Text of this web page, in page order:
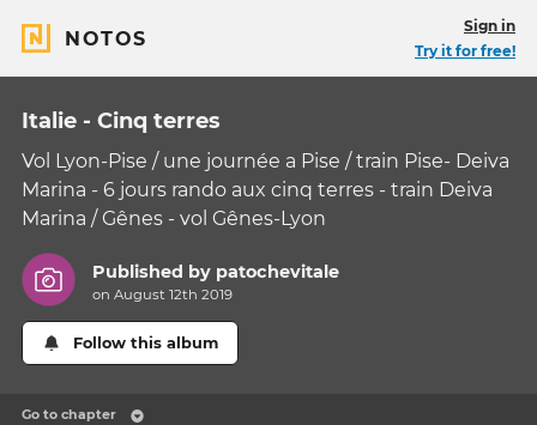
NOTOS
Sign in
Try it for free!
Italie - Cinq terres
Vol Lyon-Pise / une journée a Pise / train Pise- Deiva
Marina - 6 jours rando aux cinq terres - train Deiva
Marina / Gênes - vol Gênes-Lyon
Published by patochevitale
on August 12th 2019
Follow this album
Go to chapter